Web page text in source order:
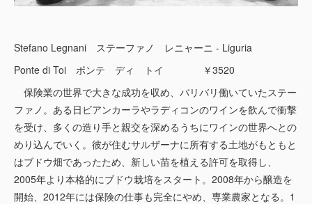
Stefano Legnani ステーファノ レニャーニ - Liguria
Ponte di Toi ポンテ ディ トイ ￥3520
保険業の世界で大きな成功を収め、バリバリ働いていたステー
ファノ。ある日ビアンカーラやラディコンのワインを飲んで衝撃
を受け、多くの造り手と親交を深めるうちにワインの世界へとの
めり込んでいく。彼が住むサルザーナに所有する土地がもともと
はブドウ畑であったため、新しい苗を植える許可を取得し、
2005年より本格的にブドウ栽培をスタート。2008年から醸造を
開始、2012年には保険の仕事も完全にやめ、専業農家となる。1